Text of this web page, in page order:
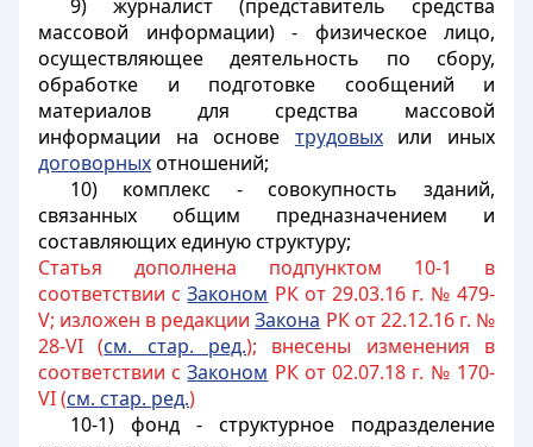
9) журналист (представитель средства
массовой информации) - физическое лицо,
осуществляющее деятельность по сбору,
обработке и подготовке сообщений и
материалов для средства массовой
информации на основе трудовыхили иных
договорныхотношений;
10) комплекс - совокупность зданий,
связанных общим предназначением и
составляющих единую структуру;
Статья дополнена подпунктом 10-1 в
соответствии сЗаконом РК от 29.03.16 г. № 479-
V; изложен в редакцииЗакона РК от 22.12.16 г. №
28-VI (см. стар. ред.); внесены изменения в
соответствии сЗаконом РК от 02.07.18 г. № 170-
VI (см. стар. ред.)
10-1) фонд - структурное подразделение